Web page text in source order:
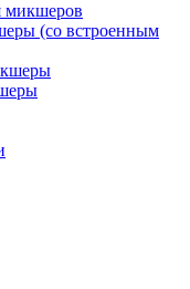
микшеров
(со встроенным